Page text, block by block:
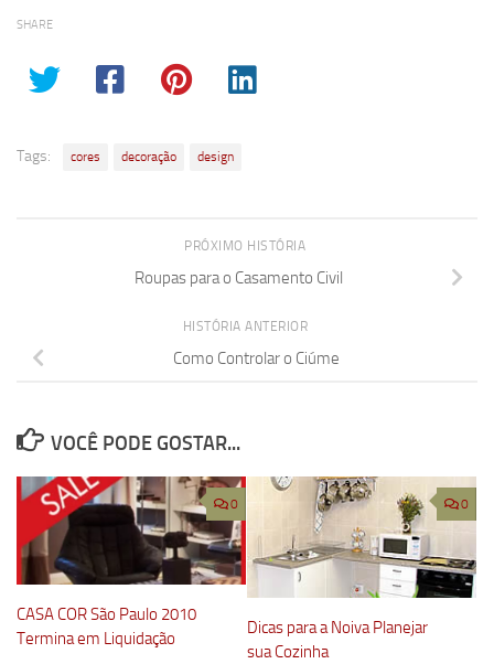
SHARE
Tags: cores decoração design
PRÓXIMO HISTÓRIA
Roupas para o Casamento Civil
HISTÓRIA ANTERIOR
Como Controlar o Ciúme
VOCÊ PODE GOSTAR...
0
CASA COR São Paulo 2010
Termina em Liquidação
0
Dicas para a Noiva Planejar
sua Cozinha